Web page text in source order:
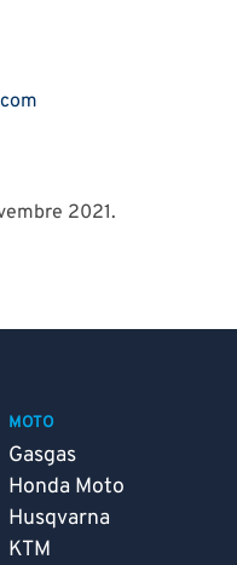
2021.
MOTO
Gasgas
Honda Moto
Husqvarna
KTM